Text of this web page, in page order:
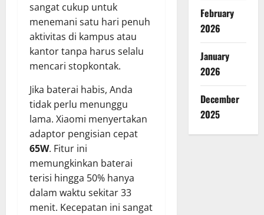
sangat cukup untuk
menemani satu hari penuh
aktivitas di kampus atau
kantor tanpa harus selalu
mencari stopkontak.
Jika baterai habis, Anda
tidak perlu menunggu
lama. Xiaomi menyertakan
adaptor pengisian cepat
65W. Fitur ini
memungkinkan baterai
terisi hingga 50% hanya
dalam waktu sekitar 33
menit. Kecepatan ini sangat
February
2026
January
2026
December
2025